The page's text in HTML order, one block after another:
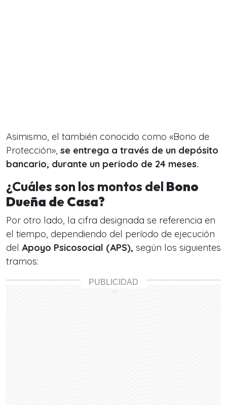
Asimismo, el también conocido como «Bono de
Protección», se entrega a través de un depósito
bancario, durante un periodo de 24 meses.
¿Cuáles son los montos del Bono
Dueña de Casa?
Por otro lado, la cifra designada se referencia en
el tiempo, dependiendo del período de ejecución
del Apoyo Psicosocial (APS), según los siguientes
tramos: